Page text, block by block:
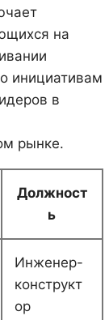
на
инициативам
в
рынке.
Должност
ь
Инженер-
конструкт
ор